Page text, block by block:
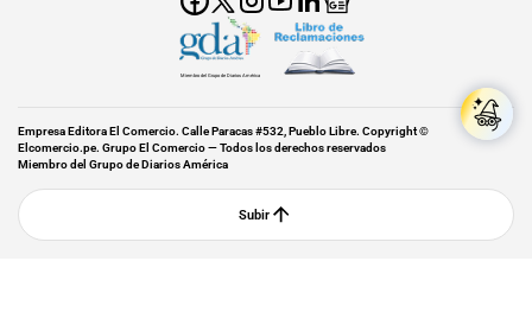
Miembro del Grupo de Diarios América
Empresa Editora El Comercio. Calle Paracas #532, Pueblo Libre. Copyright ©
Elcomercio.pe. Grupo El Comercio — Todos los derechos reservados
Miembro del Grupo de Diarios América
Subir